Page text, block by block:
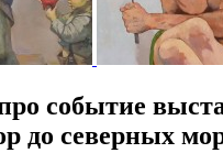
событие
до северных